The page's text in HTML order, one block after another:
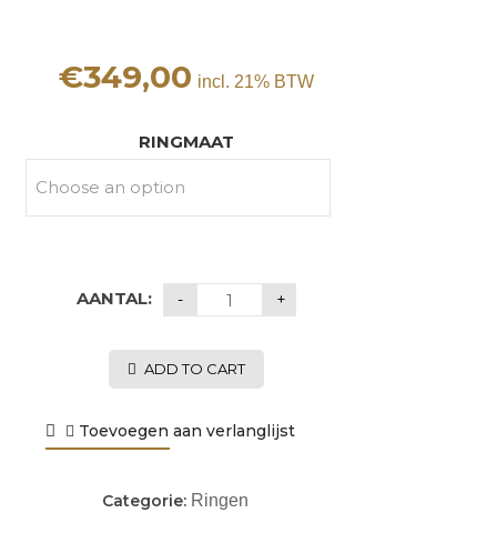
€349,00 incl. 21% BTW
RINGMAAT
AANTAL:
ADD TO CART
Toevoegen aan verlanglijst
Categorie: Ringen